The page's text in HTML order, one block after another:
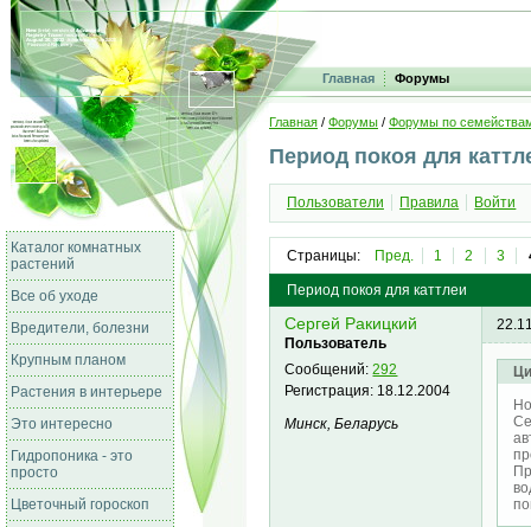
Главная Форумы
Каталог комнатных
растений
Все об уходе
Вредители, болезни
Крупным планом
Растения в интерьере
Это интересно
Гидропоника - это
просто
Цветочный гороскоп
Главная / Форумы / Форумы по
Период покоя для
Пользователи Правила Войти
Страницы: Пред. 1 2 3
Период покоя для каттлеи
Сергей Ракицкий
Пользователь
Сообщений:292
Регистрация: 18.12.2004
Минск, Беларусь